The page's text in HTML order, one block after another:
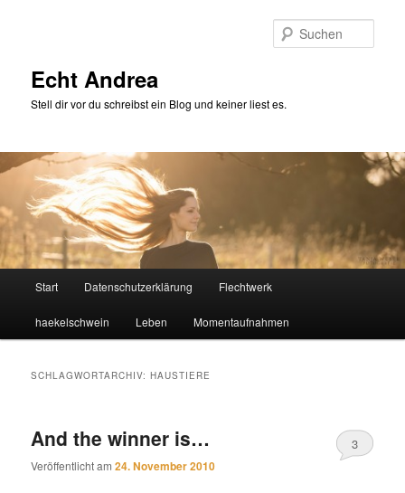
Echt Andrea
Stell dir vor du schreibst ein Blog und keiner liest es.
Start Datenschutzerklärung Flechtwerk
haekelschwein Leben Momentaufnahmen
SCHLAGWORTARCHIV:HAUSTIERE
And the winner is…
Veröffentlicht am24. November 2010
3